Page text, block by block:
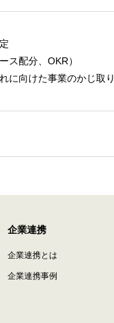
ス配分、OKR）
に向けた事業のかじ取り
企業連携
企業連携とは
企業連携事例